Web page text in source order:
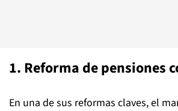
1. Reforma de pensiones
En una de sus reformas claves, el